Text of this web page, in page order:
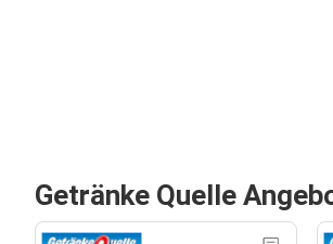
Getränke Quelle